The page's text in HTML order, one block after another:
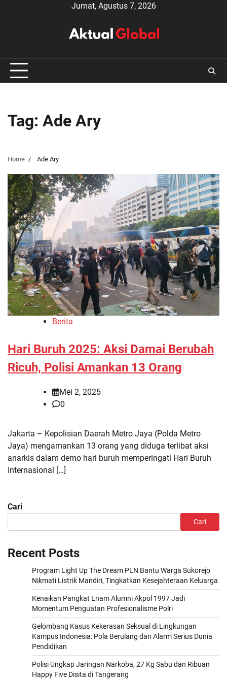
Jumat, Agustus 7, 2026
Tag: Ade Ary
Home Ade Ary
Berita
Hari Buruh 2025: Aksi Damai Berubah
Ricuh, Polisi Amankan 13 Orang
Mei 2, 2025
0
Jakarta – Kepolisian Daerah Metro Jaya (Polda Metro
Jaya) mengamankan 13 orang yang diduga terlibat aksi
anarkis dalam demo hari buruh memperingati Hari Buruh
Internasional […]
Cari
Cari
Recent Posts
Program Light Up The Dream PLN Bantu Warga Sukorejo
Nikmati Listrik Mandiri, Tingkatkan Kesejahteraan Keluarga
Kenaikan Pangkat Enam Alumni Akpol 1997 Jadi
Momentum Penguatan Profesionalisme Polri
Gelombang Kasus Kekerasan Seksual di Lingkungan
Kampus Indonesia: Pola Berulang dan Alarm Serius Dunia
Pendidikan
Polisi Ungkap Jaringan Narkoba, 27 Kg Sabu dan Ribuan
Happy Five Disita di Tangerang